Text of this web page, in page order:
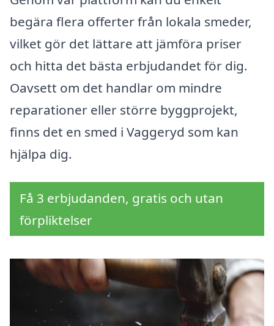
begära flera offerter från lokala smeder,
vilket gör det lättare att jämföra priser
och hitta det bästa erbjudandet för dig.
Oavsett om det handlar om mindre
reparationer eller större byggprojekt,
finns det en smed i Vaggeryd som kan
hjälpa dig.
Få 3 erbjudanden, gratis och utan
förpliktelser